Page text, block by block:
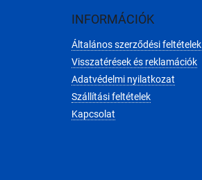
INFORMÁCIÓK
Általános szerződési feltételek
Visszatérések és reklamációk
Adatvédelmi nyilatkozat
Szállítási feltételek
Kapcsolat